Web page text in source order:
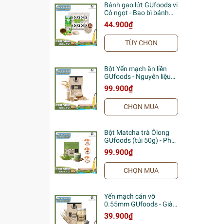
Bánh gạo lứt GUfoods vị
Cỏ ngọt - Bao bì bánh
tét xanh truyền thống -
Không chiên dầu, Không
đường, Lành mạnh, Phù
hợp Eat clean, Ăn vặt
healthy, Thực dưỡng,
44.900₫
TÙY CHỌN
Bột Yến mạch ăn liền
GUfoods - Nguyên liệu
nhập khẩu, Bột đã chín,
Giàu chất xơ & protein
thực vật, Tốt cho sức
khoẻ, Ăn kiêng, Healthy,
Tập gym, Eat clean (túi
99.900₫
CHỌN MUA
Bột Matcha trà Ôlong
GUfoods (túi 50g) - Pha
chế Barista, Giàu EGCG
và chất chống oxy hóa,
Vị umami tự nhiên, Eat
clean, Healthy, Làm đẹp
99.900₫
CHỌN MUA
Yến mạch cán vỡ
0.55mm GUfoods - Giàu
chất xơ & protein thực
vật, Tốt cho sức khoẻ,
39.900₫